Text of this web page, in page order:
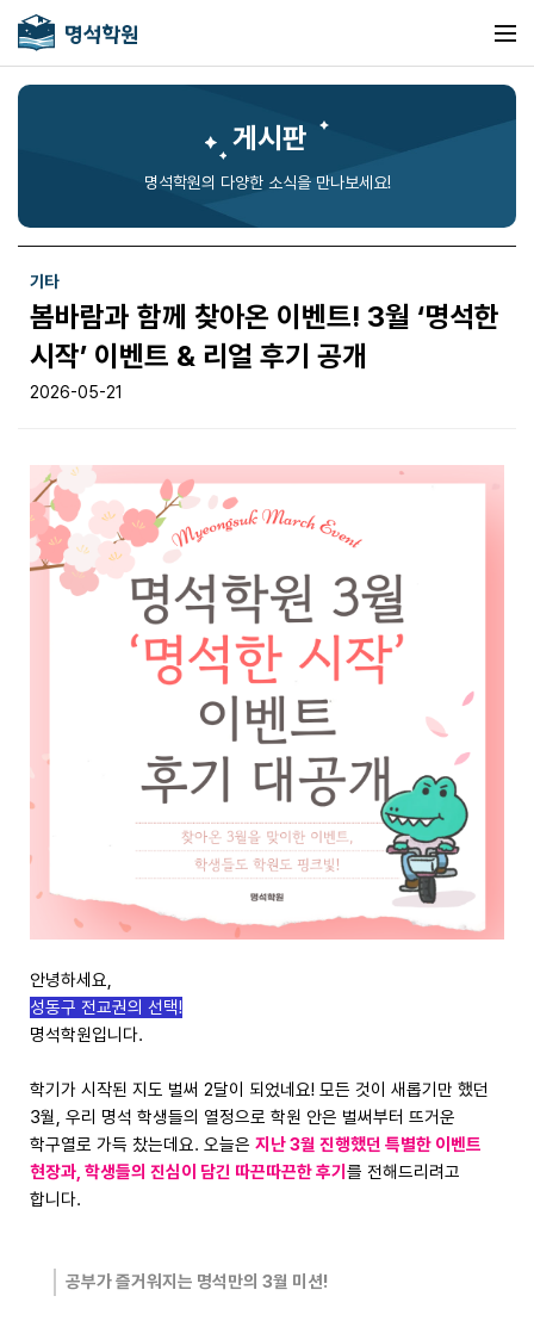
게시판
명석학원의 다양한 소식을 만나보세요!
기타
봄바람과 함께 찾아온 이벤트! 3월 ‘명석한
시작’ 이벤트 & 리얼 후기 공개
2026-05-21
안녕하세요,
성동구 전교권의 선택!
명석학원입니다.
학기가 시작된 지도 벌써 2달이 되었네요! 모든 것이 새롭기만 했던
3월, 우리 명석 학생들의 열정으로 학원 안은 벌써부터 뜨거운
학구열로 가득 찼는데요. 오늘은 지난 3월 진행했던 특별한 이벤트
현장과, 학생들의 진심이 담긴 따끈따끈한 후기 를 전해드리려고
합니다.
공부가 즐거워지는 명석만의 3월 미션!